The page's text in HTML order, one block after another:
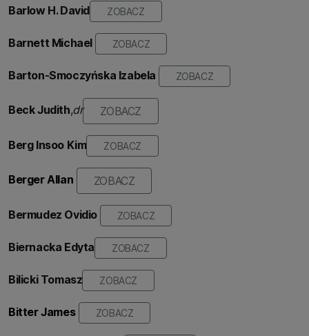
Barlow H. David ZOBACZ
Barnett Michael ZOBACZ
Barton-Smoczyńska Izabela ZOBACZ
Beck Judith,dr ZOBACZ
Berg Insoo Kim ZOBACZ
Berger Allan ZOBACZ
Bermudez Ovidio ZOBACZ
Biernacka Edyta ZOBACZ
Bilicki Tomasz ZOBACZ
Bitter James ZOBACZ